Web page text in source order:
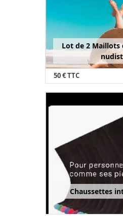
Lot de 2 Maillots
50 € TTC
Chaussettes